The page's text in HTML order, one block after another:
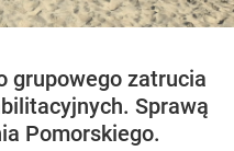
grupowego zatrucia
Sprawą
Pomorskiego.